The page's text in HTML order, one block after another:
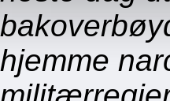
hjemme